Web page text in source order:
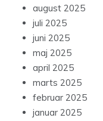
august 2025
juli 2025
juni 2025
maj 2025
april 2025
marts 2025
februar 2025
januar 2025